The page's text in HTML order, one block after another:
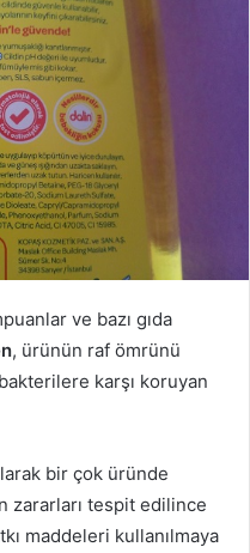
ve bazı gıda
, ürünün raf ömrünü
karşı koruyan
bir çok üründe
zararları tespit edilince
maddeleri kullanılmaya